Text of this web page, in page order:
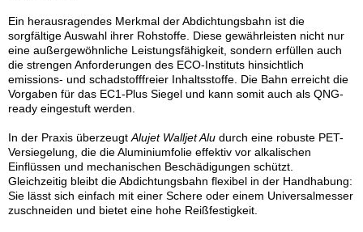
Ein herausragendes Merkmal der Abdichtungsbahn ist die
sorgfältige Auswahl ihrer Rohstoffe. Diese gewährleisten nicht nur
eine außergewöhnliche Leistungsfähigkeit, sondern erfüllen auch
die strengen Anforderungen des ECO-Instituts hinsichtlich
emissions- und schadstofffreier Inhaltsstoffe. Die Bahn erreicht die
Vorgaben für das EC1-Plus Siegel und kann somit auch als QNG-
ready eingestuft werden.
In der Praxis überzeugt Alujet Walljet Alu durch eine robuste PET-
Versiegelung, die die Aluminiumfolie effektiv vor alkalischen
Einflüssen und mechanischen Beschädigungen schützt.
Gleichzeitig bleibt die Abdichtungsbahn flexibel in der Handhabung:
Sie lässt sich einfach mit einer Schere oder einem Universalmesser
zuschneiden und bietet eine hohe Reißfestigkeit.